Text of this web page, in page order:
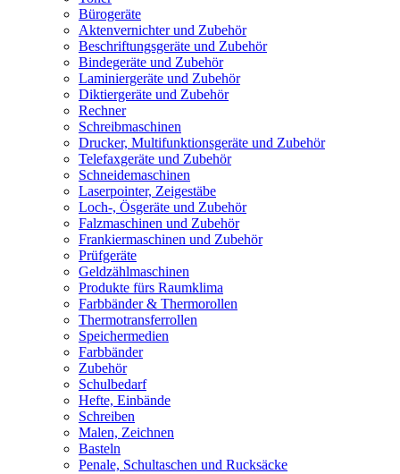
Bürogeräte
Aktenvernichter und Zubehör
Beschriftungsgeräte und Zubehör
Bindegeräte und Zubehör
Laminiergeräte und Zubehör
Diktiergeräte und Zubehör
Rechner
Schreibmaschinen
Drucker, Multifunktionsgeräte und Zubehör
Telefaxgeräte und Zubehör
Schneidemaschinen
Laserpointer, Zeigestäbe
Loch-, Ösgeräte und Zubehör
Falzmaschinen und Zubehör
Frankiermaschinen und Zubehör
Prüfgeräte
Geldzählmaschinen
Produkte fürs Raumklima
Farbbänder & Thermorollen
Thermotransferrollen
Speichermedien
Farbbänder
Zubehör
Schulbedarf
Hefte, Einbände
Schreiben
Malen, Zeichnen
Basteln
Penale, Schultaschen und Rucksäcke